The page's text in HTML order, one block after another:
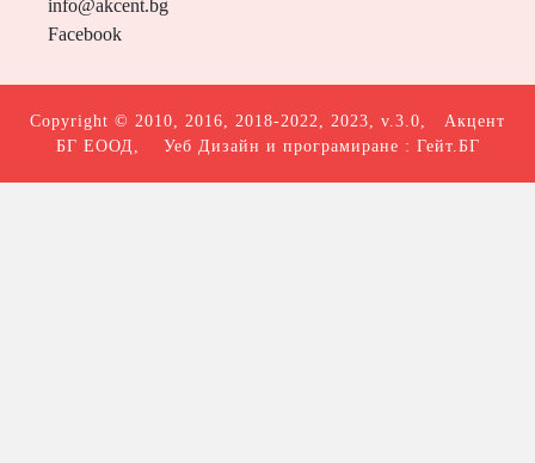
info@akcent.bg
Facebook
Copyright © 2010, 2016, 2018-2022, 2023, v.3.0, Акцент
БГ ЕООД , Уеб Дизайн и програмиране : Гейт.БГ